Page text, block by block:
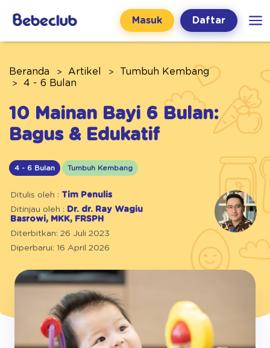
Masuk Daftar
Beranda Artikel
Tumbuh Kembang
4 - 6 Bulan
10 Mainan Bayi 6 Bulan:
Bagus & Edukatif
4 - 6 Bulan Tumbuh Kembang
Ditulis oleh : Tim Penulis
Ditinjau oleh : Dr. dr. Ray Wagiu
Basrowi, MKK, FRSPH
Diterbitkan: 26 Juli 2023
Diperbarui: 16 April 2026